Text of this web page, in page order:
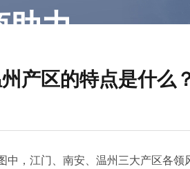
助力
区的特点是什么
，江门、南安、温州三大产区各